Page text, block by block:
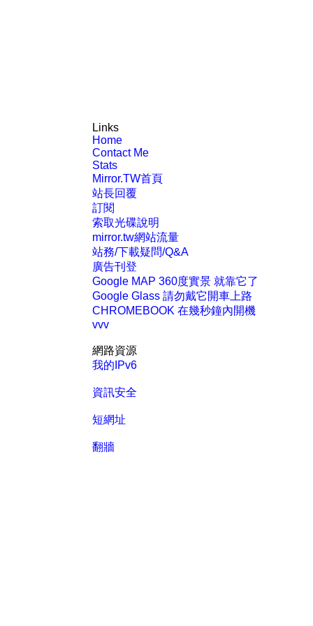
Links
Home
Contact Me
Stats
Mirror.TW首頁
站長回覆
訂閱
索取光碟說明
mirror.tw網站流量
站務/下載疑問/Q&A
廣告刊登
Google MAP 360度實景 就靠它了
Google Glass 請勿戴它開車上路
CHROMEBOOK 在幾秒鐘內開機
vvv
網路資源
我的IPv6
資訊安全
短網址
翻牆